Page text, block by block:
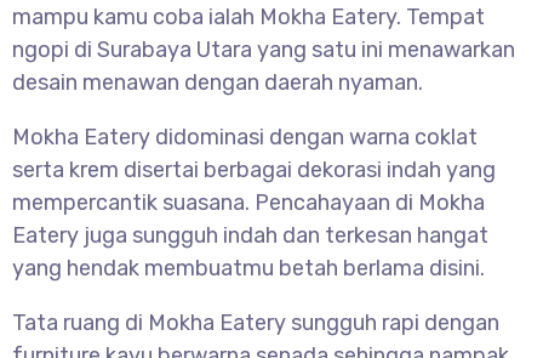
mampu kamu coba ialah Mokha Eatery. Tempat
ngopi di Surabaya Utara yang satu ini menawarkan
desain menawan dengan daerah nyaman.
Mokha Eatery didominasi dengan warna coklat
serta krem disertai berbagai dekorasi indah yang
mempercantik suasana. Pencahayaan di Mokha
Eatery juga sungguh indah dan terkesan hangat
yang hendak membuatmu betah berlama disini.
Tata ruang di Mokha Eatery sungguh rapi dengan